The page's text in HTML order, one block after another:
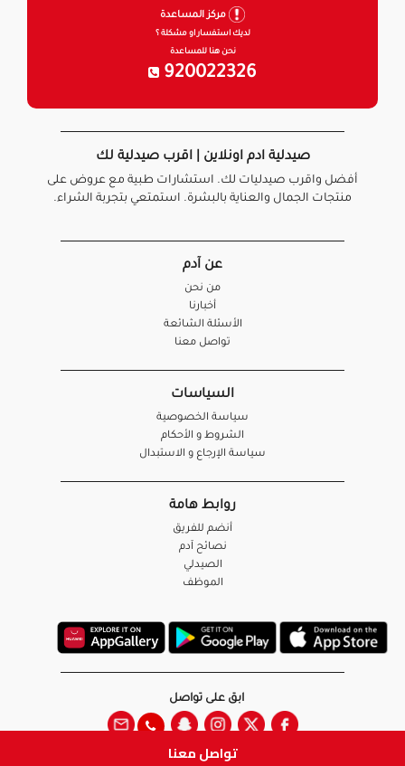
تواصل معنا
مركز المساعدة
لديك استفسار او مشكلة ؟
نحن هنا للمساعدة
920022326
صيدلية ادم اونلاين | اقرب صيدلية لك
أفضل واقرب صيدليات لك. استشارات طبية مع عروض على
منتجات الجمال والعناية بالبشرة. استمتعي بتجربة الشراء.
عن آدم
من نحن
أخبارنا
الأسئلة الشائعة
تواصل معنا
السياسات
سياسة الخصوصية
الشروط و الأحكام
سياسة الإرجاع و الاستبدال
روابط هامة
أنضم للفريق
نصائح آدم
الصيدلي
الموظف
ابق على تواصل